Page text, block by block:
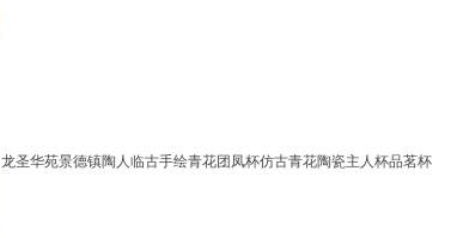
龙圣华苑景德镇陶人临古手绘青花团凤杯仿古青花陶瓷主人杯品茗杯